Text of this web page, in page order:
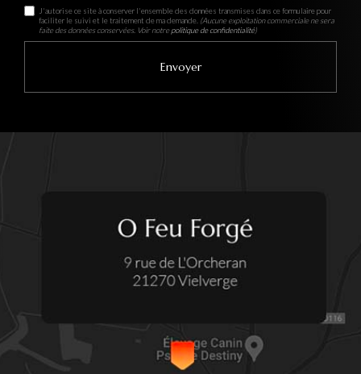
J'autorise ce site à conserver l'ensemble des données transmises dans ce formulaire pour
faciliter le suivi et le traitement de ma demande. (Aucune exploitation commerciale ne sera
faite des données conservées. Voir notrepolitique de confidentialité)